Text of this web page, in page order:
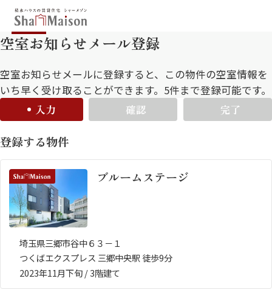
保存した条件
お気に入り
北海道
中部
九州
市区郡・路線・駅から探す
通勤・通学時間から探す
人気のカテゴリから探す
空室お知らせメール登録
空室お知らせメールに登録すると、この物件の空室情報を
いち早く受け取ることができます。5件まで登録可能です。
入力
確認 完了
登録する物件
ブルームステージ
埼玉県三郷市谷中６３－１
つくばエクスプレス 三郷中央駅 徒歩9分
2023年11月下旬 / 3階建て